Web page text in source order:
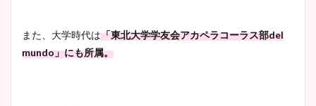
また、大学時代は「東北大学学友会アカペラコーラス部del
mundo」にも所属。